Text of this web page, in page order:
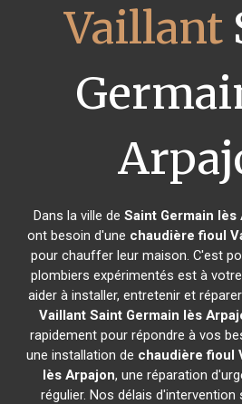
Vaillant
Dans la ville de Saint Germain lès
ont besoin d'une chaudière fioul
pour chauffer leur maison. C'est
plombiers expérimentés est à
aider à installer, entretenir et
Vaillant Saint Germain lès
rapidement pour répondre à vos
une installation de chaudière fioul
lès Arpajon, une réparation
régulier. Nos délais